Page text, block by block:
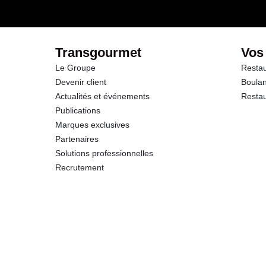
Protéines
Sel
Transgourmet
Le Groupe
Devenir client
Actualités et événements
Publications
Marques exclusives
Partenaires
Solutions professionnelles
Recrutement